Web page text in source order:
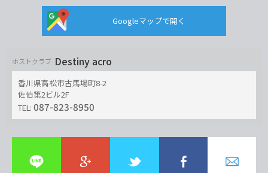
Googleマップで開く
ホストクラブ Destiny acro
香川県高松市古馬場町8-2
佐伯第2ビル2F
TEL: 087-823-8950